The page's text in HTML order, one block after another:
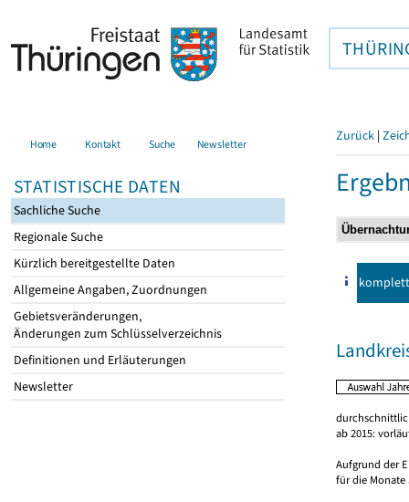
Home Kontakt Suche Newsletter
STATISTISCHE DATEN
Sachliche Suche
Regionale Suche
Kürzlich bereitgestellte Daten
Allgemeine Angaben, Zuordnungen
Gebietsveränderungen,
Änderungen zum Schlüsselverzeichnis
Definitionen und Erläuterungen
Newsletter
Zurück |
komplett
ab 2015:
Aufgrund der
für die Monate